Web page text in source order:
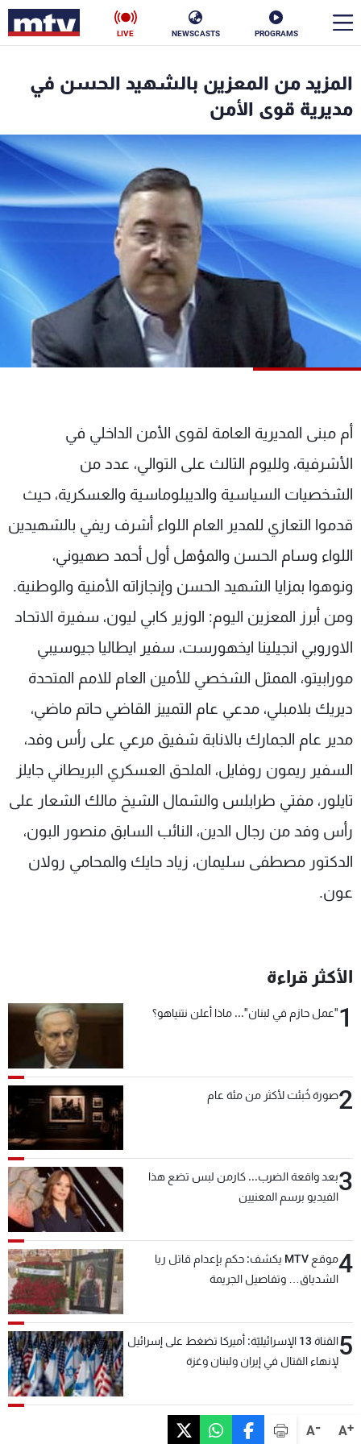
PROGRAMS
NEWSCASTS
LIVE
A+
A-
المزيد من المعزين بالشهيد الحسن في
مديرية قوى الأمن
أم مبنى المديرية العامة لقوى الأمن الداخلي في
الأشرفية، ولليوم الثالث على التوالي، عدد من
الشخصيات السياسية والديبلوماسية والعسكرية، حيث
قدموا التعازي للمدير العام اللواء أشرف ريفي بالشهيدين
اللواء وسام الحسن والمؤهل أول أحمد صهيوني،
ونوهوا بمزايا الشهيد الحسن وإنجازاته الأمنية والوطنية.
ومن أبرز المعزين اليوم: الوزير كابي ليون، سفيرة الاتحاد
الاوروبي انجيلينا ايخهورست، سفير ايطاليا جيوسيبي
مورابيتو، الممثل الشخصي للأمين العام للامم المتحدة
ديريك بلامبلي، مدعي عام التمييز القاضي حاتم ماضي،
مدير عام الجمارك بالانابة شفيق مرعي على رأس وفد،
السفير ريمون روفايل، الملحق العسكري البريطاني جايلز
تايلور، مفتي طرابلس والشمال الشيخ مالك الشعار على
رأس وفد من رجال الدين، النائب السابق منصور البون،
الدكتور مصطفى سليمان، زياد حايك والمحامي رولان
عون.
الأكثر قراءة
1"عمل حازم في لبنان"... ماذا أعلن نتنياهو؟
2صورة خُبئت لأكثر من مئة عام
3بعد واقعة الضرب... كارمن لبس تضع هذا
الفيديو برسم المعنيين
4
موقع MTV يكشف: حكم بإعدام قاتل ريا
الشدياق… وتفاصيل الجريمة
5
القناة 13 الإسرائيليّة: أميركا تضغط على إسرائيل
لإنهاء القتال في إيران ولبنان وغزة
ناس
إقتصاد فن
منوعات رياضة
كأس العالم
البرامج
جدول البرامج
الإنـتـاج
لاعلاناتكم
تواصل معنا
شروط الإسـتخدام
سياسة الخصوصية